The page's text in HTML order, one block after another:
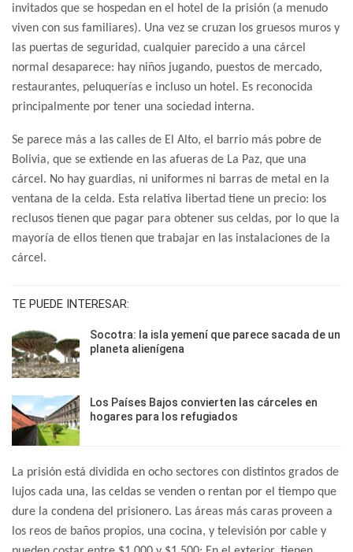
invitados que se hospedan en el hotel de la prisión (a menudo
viven con sus familiares). Una vez se cruzan los gruesos muros y
las puertas de seguridad, cualquier parecido a una cárcel
normal desaparece: hay niños jugando, puestos de mercado,
restaurantes, peluquerías e incluso un hotel. Es reconocida
principalmente por tener una sociedad interna.
Se parece más a las calles de El Alto, el barrio más pobre de
Bolivia, que se extiende en las afueras de La Paz, que una
cárcel. No hay guardias, ni uniformes ni barras de metal en la
ventana de la celda. Esta relativa libertad tiene un precio: los
reclusos tienen que pagar para obtener sus celdas, por lo que la
mayoría de ellos tienen que trabajar en las instalaciones de la
cárcel.
TE PUEDE INTERESAR:
Socotra: la isla yemení que parece sacada de un
planeta alienígena
Los Países Bajos convierten las cárceles en
hogares para los refugiados
La prisión está dividida en ocho sectores con distintos grados de
lujos cada una, las celdas se venden o rentan por el tiempo que
dure la condena del prisionero. Las áreas más caras proveen a
los reos de baños propios, una cocina, y televisión por cable y